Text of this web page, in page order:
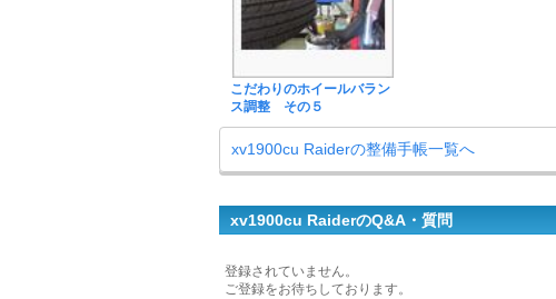
こだわりのホイールバラン
ス調整 その５
xv1900cu Raiderの整備手帳一覧へ
xv1900cu RaiderのQ&A・質問
登録されていません。
ご登録をお待ちしております。